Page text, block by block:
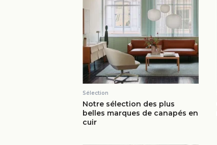
Sélection
Notre sélection des plus
belles marques de canapés en
cuir